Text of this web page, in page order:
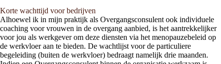
Korte wachttijd voor bedrijven
Alhoewel ik in mijn praktijk als Overgangsconsulent ook individuele
coaching voor vrouwen in de overgang aanbied, is het aantrekkelijker
voor jou als werkgever om deze diensten via het menopauzebeleid op
de werkvloer aan te bieden. De wachtlijst voor de particuliere
begeleiding (buiten de werkvloer) bedraagt namelijk drie maanden.